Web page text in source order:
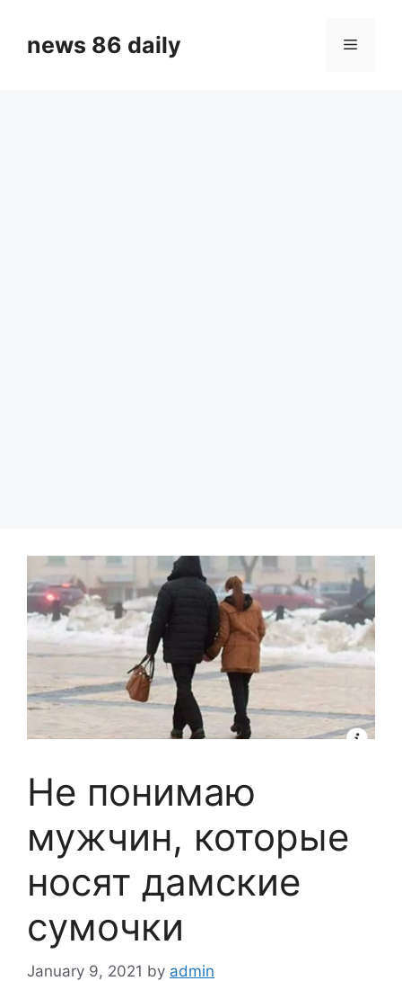
contentnews 86 daily Menu
Не понимаю
мужчин, которые
носят дамские
сумочки
January 9, 2021 by admin